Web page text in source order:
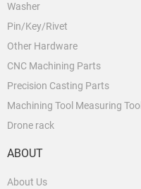
Washer
Pin/Key/Rivet
Other Hardware
CNC Machining Parts
Precision Casting Parts
Machining Tool Measuring Tool
Drone rack
ABOUT
About Us